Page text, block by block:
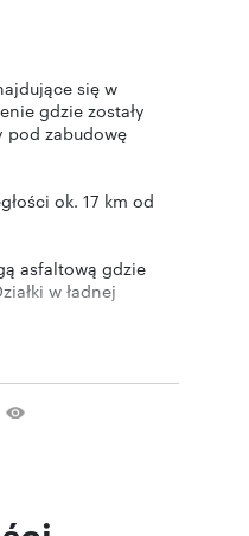
się w
gdzie zostały
pod zabudowę
ok. 17 km od
asfaltową gdzie
w ładnej
i cenę.
nie jest ofertą w